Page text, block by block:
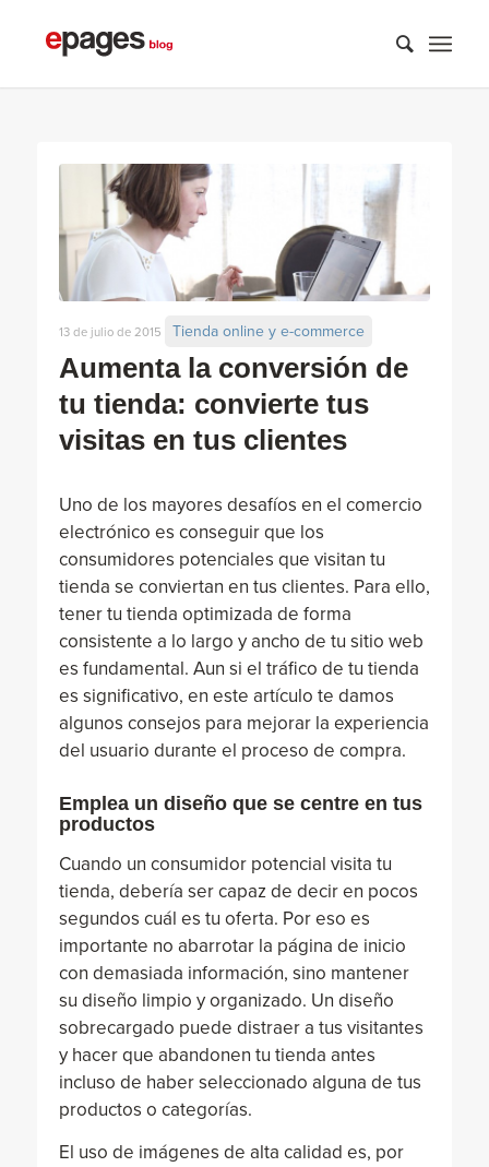
Aumenta la conversión de
tu tienda: convierte tus
visitas en tus clientes
13 de julio de 2015 Tienda online y e-commerce
Uno de los mayores desafíos en el comercio
electrónico es conseguir que los
consumidores potenciales que visitan tu
tienda se conviertan en tus clientes. Para ello,
tener tu tienda optimizada de forma
consistente a lo largo y ancho de tu sitio web
es fundamental. Aun si el tráfico de tu tienda
es significativo, en este artículo te damos
algunos consejos para mejorar la experiencia
del usuario durante el proceso de compra.
Emplea un diseño que se centre en tus
productos
Cuando un consumidor potencial visita tu
tienda, debería ser capaz de decir en pocos
segundos cuál es tu oferta. Por eso es
importante no abarrotar la página de inicio
con demasiada información, sino mantener
su diseño limpio y organizado. Un diseño
sobrecargado puede distraer a tus visitantes
y hacer que abandonen tu tienda antes
incluso de haber seleccionado alguna de tus
productos o categorías.
El uso de imágenes de alta calidad es, por